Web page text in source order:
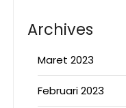
Archives
Maret 2023
Februari 2023